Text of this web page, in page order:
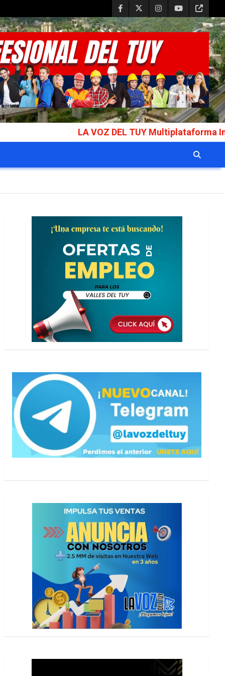
LA VOZ DEL TUY Multiplataforma Informativa